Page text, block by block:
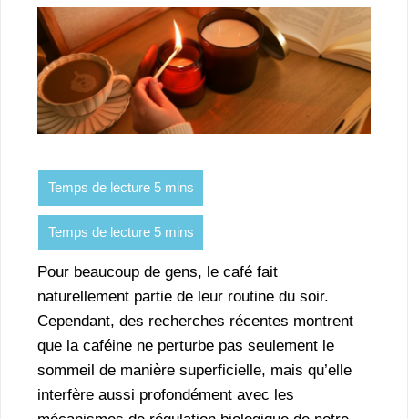
Pour beaucoup de gens, le café fait
naturellement partie de leur routine du soir.
Cependant, des recherches récentes montrent
que la caféine ne perturbe pas seulement le
sommeil de manière superficielle, mais qu’elle
interfère aussi profondément avec les